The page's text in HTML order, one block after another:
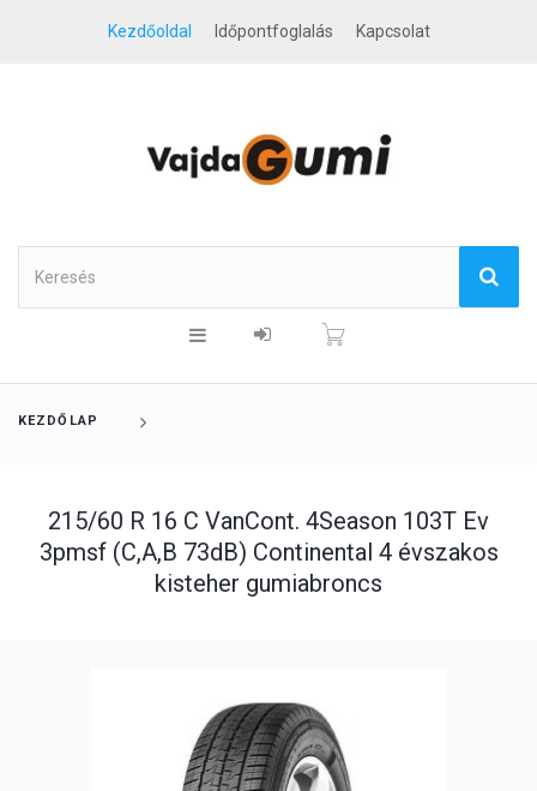
Kezdőoldal Időpontfoglalás Kapcsolat
KEZDŐLAP
215/60 R 16 C VanCont. 4Season 103T Ev
3pmsf (C,A,B 73dB) Continental 4 évszakos
kisteher gumiabroncs